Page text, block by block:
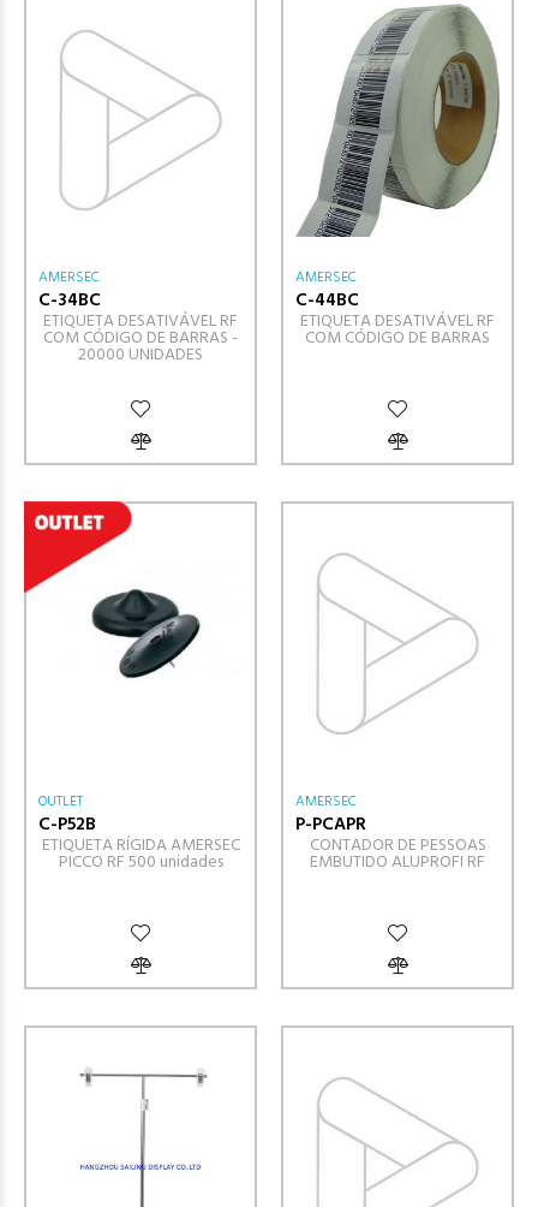
AMERSEC
C-34BC
ETIQUETA DESATIVÁVEL RF
COM CÓDIGO DE BARRAS -
20000 UNIDADES
AMERSEC
C-44BC
ETIQUETA DESATIVÁVEL RF
COM CÓDIGO DE BARRAS
OUTLET
C-P52B
ETIQUETA RÍGIDA AMERSEC
PICCO RF 500 unidades
AMERSEC
P-PCAPR
CONTADOR DE PESSOAS
EMBUTIDO ALUPROFI RF